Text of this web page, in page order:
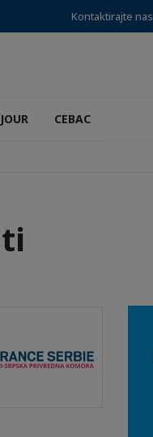
Kontaktirajte nas
CEBAC